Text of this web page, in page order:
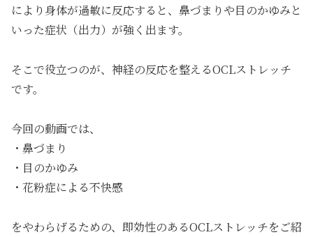
により身体が過敏に反応すると、鼻づまりや目のかゆみと
いった症状（出力）が強く出ます。
そこで役立つのが、神経の反応を整えるOCLストレッチ
です。
今回の動画では、
・鼻づまり
・目のかゆみ
・花粉症による不快感
をやわらげるための、即効性のあるOCLストレッチをご紹